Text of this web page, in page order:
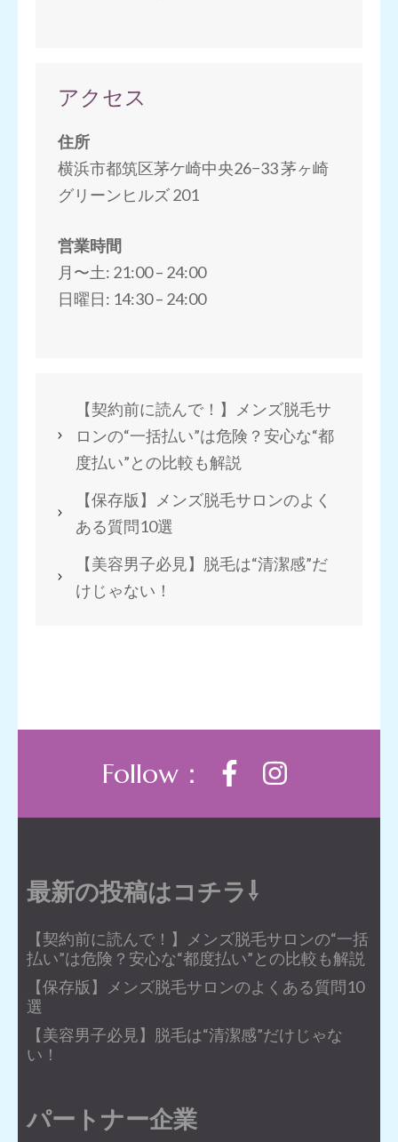
アクセス
住所
横浜市都筑区茅ケ崎中央26−33 茅ヶ崎
グリーンヒルズ 201
営業時間
月〜土: 21:00 – 24:00
日曜日: 14:30 – 24:00
【契約前に読んで！】メンズ脱毛サ
ロンの“一括払い”は危険？安心な“都
度払い”との比較も解説
【保存版】メンズ脱毛サロンのよく
ある質問10選
【美容男子必見】脱毛は“清潔感”だ
けじゃない！
Follow：
最新の投稿はコチラ⇩
【契約前に読んで！】メンズ脱毛サロンの“一括
払い”は危険？安心な“都度払い”との比較も解説
【保存版】メンズ脱毛サロンのよくある質問10
選
【美容男子必見】脱毛は“清潔感”だけじゃな
い！
パートナー企業